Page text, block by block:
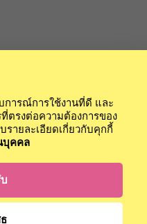
สำนักกิจการวุฒยาจารย์
ส่วนบุคคล
การณ์การใช้งานที่ดี และ
ตรงต่อความต้องการของ
ายละเอียดเกี่ยวกับคุกกี้
บุคคล